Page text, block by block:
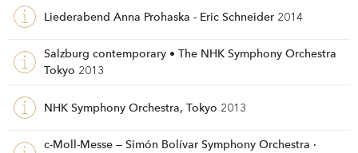
Liederabend Anna Prohaska - Eric Schneider 2014
Salzburg contemporary • The NHK Symphony Orchestra
Tokyo 2013
NHK Symphony Orchestra, Tokyo 2013
c-Moll-Messe — Simón Bolívar Symphony Orchestra ·